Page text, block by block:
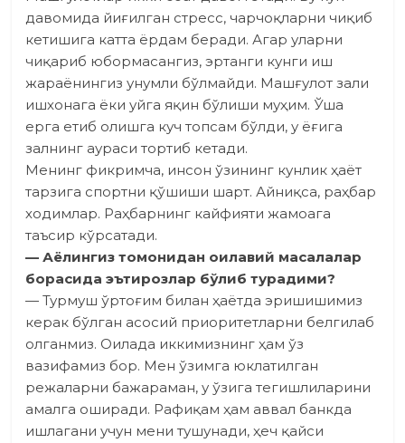
давомида йиғилган стресс, чарчоқларни чиқиб
кетишига катта ёрдам беради. Агар уларни
чиқариб юбормасангиз, эртанги кунги иш
жараёнингиз унумли бўлмайди. Машғулот зали
ишхонага ёки уйга яқин бўлиши муҳим. Ўша
ерга етиб олишга куч топсам бўлди, у ёғига
залнинг аураси тортиб кетади.
Менинг фикримча, инсон ўзининг кунлик ҳаёт
тарзига спортни қўшиши шарт. Айниқса, раҳбар
ходимлар. Раҳбарнинг кайфияти жамоага
таъсир кўрсатади.
— Аёлингиз томонидан оилавий масалалар
борасида эътироз­лар бўлиб турадими?
— Турмуш ўртоғим билан ҳаётда эришишимиз
керак бўлган асосий приоритетларни белгилаб
олганмиз. Оилада иккимизнинг ҳам ўз
вазифамиз бор. Мен ўзимга юклатил­ган
режаларни бажа­раман, у ўзига тегишлиларини
амалга оширади. Рафиқам ҳам аввал банкда
ишлагани учун мени тушунади, ҳеч қайси